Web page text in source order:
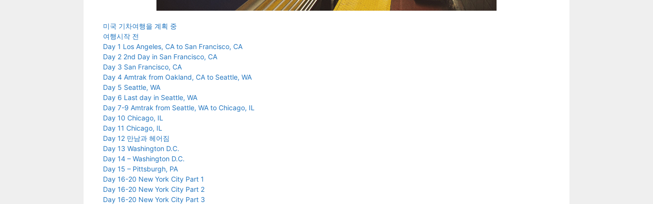
미국 기차여행을 계획 중
여행시작 전
Day 1 Los Angeles, CA to San Francisco, CA
Day 2 2nd Day in San Francisco, CA
Day 3 San Francisco, CA
Day 4 Amtrak from Oakland, CA to Seattle, WA
Day 5 Seattle, WA
Day 6 Last day in Seattle, WA
Day 7-9 Amtrak from Seattle, WA to Chicago, IL
Day 10 Chicago, IL
Day 11 Chicago, IL
Day 12 만남과 헤어짐
Day 13 Washington D.C.
Day 14 – Washington D.C.
Day 15 – Pittsburgh, PA
Day 16-20 New York City Part 1
Day 16-20 New York City Part 2
Day 16-20 New York City Part 3